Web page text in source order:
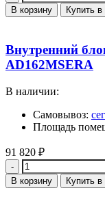
В корзину Купить в
Внутренний
AD162MSERA
В наличии:
Самовывоз:
Площадь
91 820 ₽
Количество
В корзину Купить в